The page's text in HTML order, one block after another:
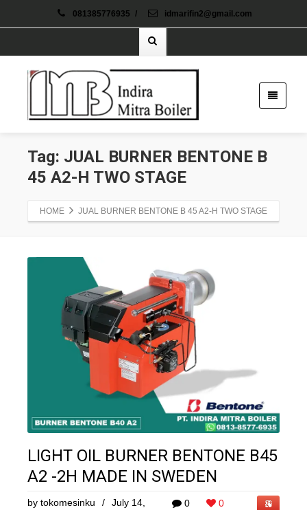
081385776935 / idmarifin2@gmail.com
Tag: JUAL BURNER BENTONE B
45 A2-H TWO STAGE
HOME JUAL BURNER BENTONE B 45 A2-H TWO STAGE
LIGHT OIL BURNER BENTONE B45
A2 -2H MADE IN SWEDEN
0 0
by tokomesinku /
July 14,